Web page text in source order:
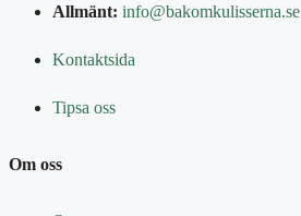
Allmänt: info@bakomkulisserna.se
Kontaktsida
Tipsa oss
Om oss